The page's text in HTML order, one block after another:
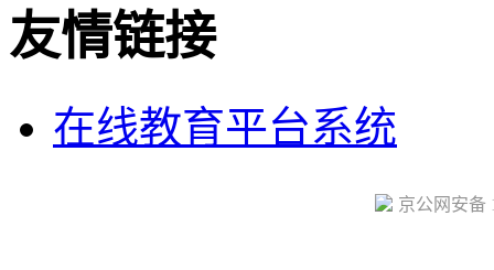
友情链接
在线教育平台系统
京公网安备